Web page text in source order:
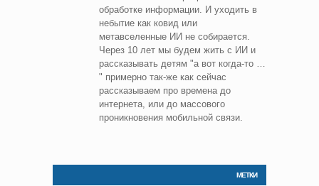
обработке информации. И уходить в
небытие как ковид или
метавселенные ИИ не собирается.
Через 10 лет мы будем жить с ИИ и
рассказывать детям "а вот когда-то …
" примерно так-же как сейчас
рассказываем про времена до
интернета, или до массового
проникновения мобильной связи.
МЕТКИ